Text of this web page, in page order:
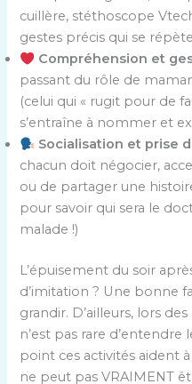
cuillère, stéthoscope
gestes précis qui se
Compréhension et
passant du rôle de
(celui qui « rugit pour de
s’entraîne à nommer et
Socialisation et prise
chacun doit négocier,
ou de partager une
pour savoir qui sera le
malade !)
L’épuisement du soir
d’imitation ? Une bonne
grandir. D’ailleurs, lors
n’est pas rare
point ces activités aident
ne peut pas VRAIMENT